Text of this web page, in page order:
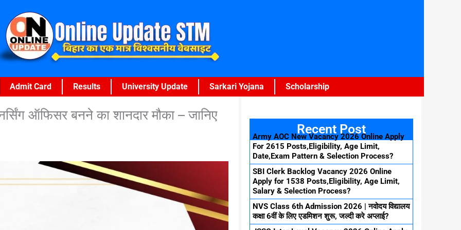
Admit Card Results University Update Sarkari Yojana Scholarship
ऑफिसर बनने का शानदार मौका – जानिए
Recent Post
Army AOC New Vacancy 2026 Online Apply
For 2615 Posts,Eligibility, Age Limit,
Date,Exam Pattern & Selection Process?
SBI Clerk Backlog Vacancy 2026 Online
Apply for 1538 Posts,Eligibility, Age Limit,
Salary & Selection Process?
NVS Class 6th Admission 2026 | नवोदय विद्यालय
कक्षा 6वीं के लिए एडमिशन शुरू, जल्दी करे अप्लाई?